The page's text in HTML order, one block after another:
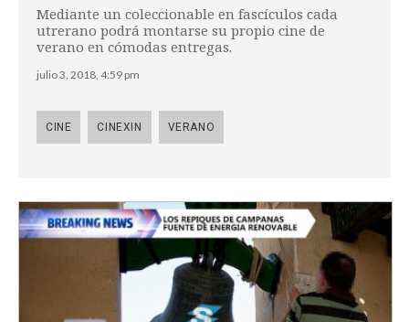
Mediante un coleccionable en fascículos cada
utrerano podrá montarse su propio cine de
verano en cómodas entregas.
julio 3, 2018, 4:59 pm
CINE CINEXIN VERANO